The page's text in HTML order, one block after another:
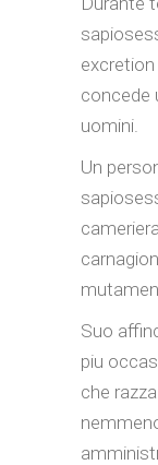
concede
uomini.
Un
Suo
piu
che